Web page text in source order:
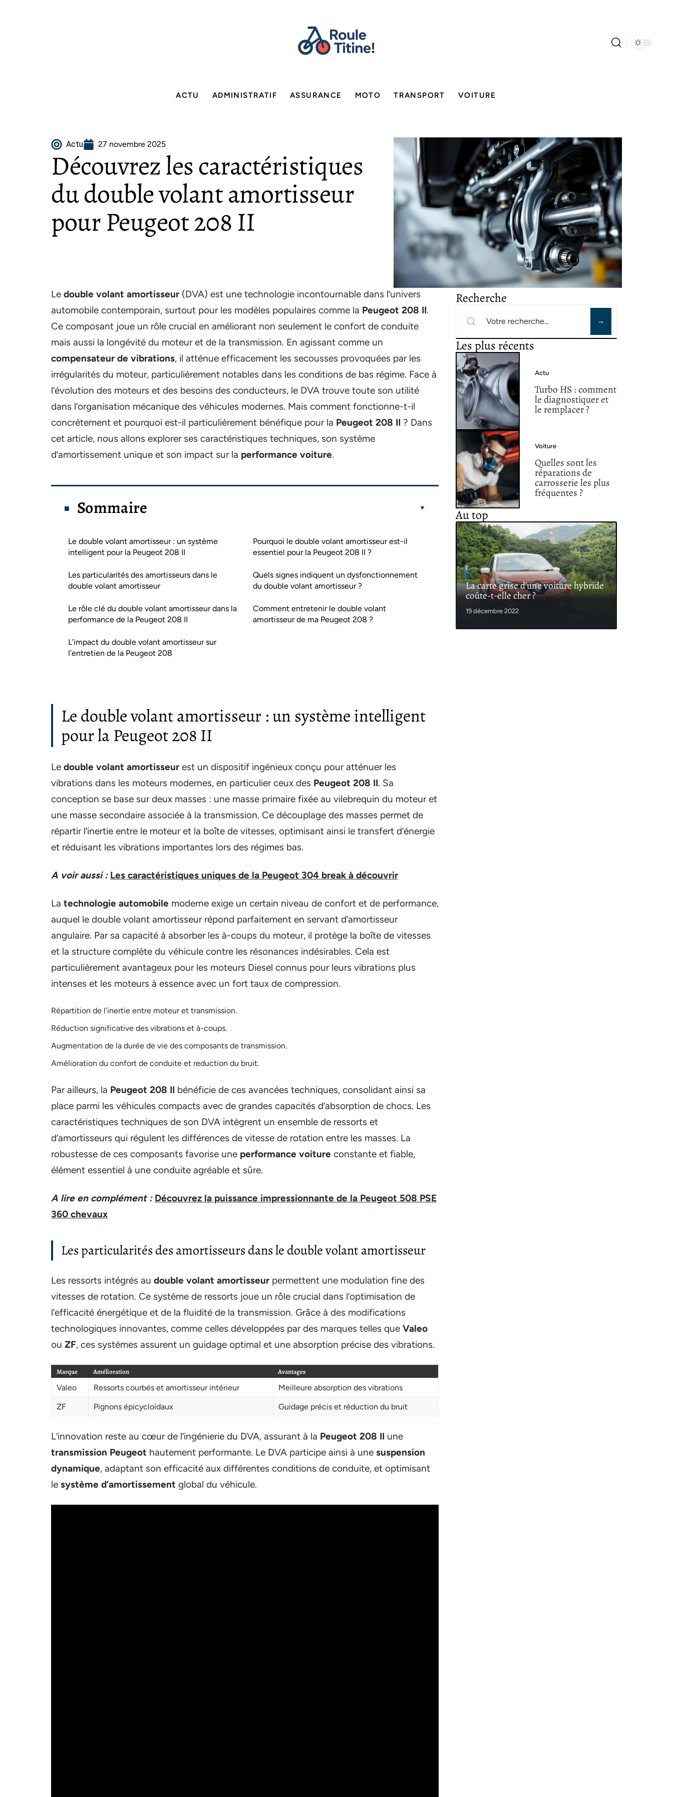
ACTU ADMINISTRATIF ASSURANCE MOTO TRANSPORT VOITURE
Actu 27 novembre 2025
Découvrez les caractéristiques
du double volant amortisseur
pour Peugeot 208 II
Le double volant amortisseur (DVA) est une technologie incontournable dans l’univers
automobile contemporain, surtout pour les modèles populaires comme la Peugeot 208 II.
Ce composant joue un rôle crucial en améliorant non seulement le confort de conduite
mais aussi la longévité du moteur et de la transmission. En agissant comme un
compensateur de vibrations, il atténue efficacement les secousses provoquées par les
irrégularités du moteur, particulièrement notables dans les conditions de bas régime. Face à
l’évolution des moteurs et des besoins des conducteurs, le DVA trouve toute son utilité
dans l’organisation mécanique des véhicules modernes. Mais comment fonctionne-t-il
concrètement et pourquoi est-il particulièrement bénéfique pour la Peugeot 208 II ? Dans
cet article, nous allons explorer ses caractéristiques techniques, son système
d’amortissement unique et son impact sur la performance voiture.
Sommaire
Le double volant amortisseur : un système
intelligent pour la Peugeot 208 II
Les particularités des amortisseurs dans le
double volant amortisseur
Le rôle clé du double volant amortisseur dans la
performance de la Peugeot 208 II
L’impact du double volant amortisseur sur
l’entretien de la Peugeot 208
Pourquoi le double volant amortisseur est-il
essentiel pour la Peugeot 208 II ?
Quels signes indiquent un dysfonctionnement
du double volant amortisseur ?
Comment entretenir le double volant
amortisseur de ma Peugeot 208 ?
Le double volant amortisseur : un système intelligent
pour la Peugeot 208 II
Le double volant amortisseur est un dispositif ingénieux conçu pour atténuer les
vibrations dans les moteurs modernes, en particulier ceux des Peugeot 208 II. Sa
conception se base sur deux masses : une masse primaire fixée au vilebrequin du moteur et
une masse secondaire associée à la transmission. Ce découplage des masses permet de
répartir l’inertie entre le moteur et la boîte de vitesses, optimisant ainsi le transfert d’énergie
et réduisant les vibrations importantes lors des régimes bas.
A voir aussi : Les caractéristiques uniques de la Peugeot 304 break à découvrir
La technologie automobile moderne exige un certain niveau de confort et de performance,
auquel le double volant amortisseur répond parfaitement en servant d’amortisseur
angulaire. Par sa capacité à absorber les à-coups du moteur, il protège la boîte de vitesses
et la structure complète du véhicule contre les résonances indésirables. Cela est
particulièrement avantageux pour les moteurs Diesel connus pour leurs vibrations plus
intenses et les moteurs à essence avec un fort taux de compression.
Répartition de l’inertie entre moteur et transmission.
Réduction significative des vibrations et à-coups.
Augmentation de la durée de vie des composants de transmission.
Amélioration du confort de conduite et reduction du bruit.
Par ailleurs, la Peugeot 208 II bénéficie de ces avancées techniques, consolidant ainsi sa
place parmi les véhicules compacts avec de grandes capacités d’absorption de chocs. Les
caractéristiques techniques de son DVA intègrent un ensemble de ressorts et
d’amortisseurs qui régulent les différences de vitesse de rotation entre les masses. La
robustesse de ces composants favorise une performance voiture constante et fiable,
élément essentiel à une conduite agréable et sûre.
A lire en complément : Découvrez la puissance impressionnante de la Peugeot 508 PSE
360 chevaux
Les particularités des amortisseurs dans le double volant amortisseur
Les ressorts intégrés au double volant amortisseur permettent une modulation fine des
vitesses de rotation. Ce système de ressorts joue un rôle crucial dans l’optimisation de
l’efficacité énergétique et de la fluidité de la transmission. Grâce à des modifications
technologiques innovantes, comme celles développées par des marques telles que Valeo
ou ZF, ces systèmes assurent un guidage optimal et une absorption précise des vibrations.
Marque Amélioration Avantages
Valeo Ressorts courbés et amortisseur intérieur
Meilleure absorption des vibrations
ZF
Pignons épicycloïdaux Guidage précis et réduction du bruit
L’innovation reste au cœur de l’ingénierie du DVA, assurant à la Peugeot 208 II une
transmission Peugeot hautement performante. Le DVA participe ainsi à une suspension
dynamique, adaptant son efficacité aux différentes conditions de conduite, et optimisant
le système d’amortissement global du véhicule.
Recherche
Les plus récents
Actu
Turbo HS : comment
le diagnostiquer et
le remplacer ?
Voiture
Quelles sont les
réparations de
carrosserie les plus
fréquentes ?
Au top
La carte grise d’une voiture hybride
coûte-t-elle cher ?
19 décembre 2022